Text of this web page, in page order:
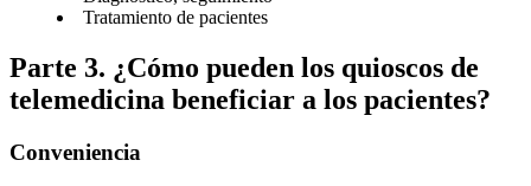
Tratamiento de pacientes
Parte 3. ¿Cómo pueden los quioscos de
telemedicina beneficiar a los pacientes?
Conveniencia